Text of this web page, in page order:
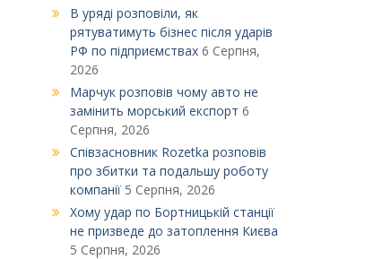
В уряді розповіли, як
рятуватимуть бізнес після ударів
РФ по підприємствах 6 Серпня,
2026
Марчук розповів чому авто не
замінить морський експорт 6
Серпня, 2026
Співзасновник Rozetka розповів
про збитки та подальшу роботу
компанії 5 Серпня, 2026
Xому удар по Бортницькій станції
не призведе до затоплення Києва
5 Серпня, 2026